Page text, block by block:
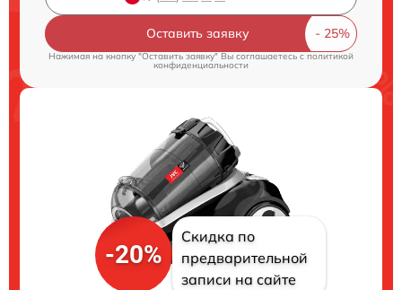
Оставить заявку
Нажимая на кнопку "Оставить заявку" Вы соглашаетесь cполитикой
конфиденциальности
-20%
Скидка по
предварительной
записи на сайте